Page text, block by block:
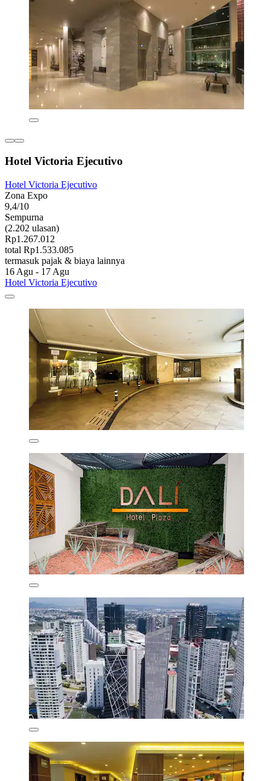
Hotel Victoria Ejecutivo
Hotel Victoria Ejecutivo
Zona Expo
9,4/10
Sempurna
(2.202 ulasan)
Rp1.267.012
total Rp1.533.085
termasuk pajak & biaya lainnya
16 Agu - 17 Agu
Hotel Victoria Ejecutivo